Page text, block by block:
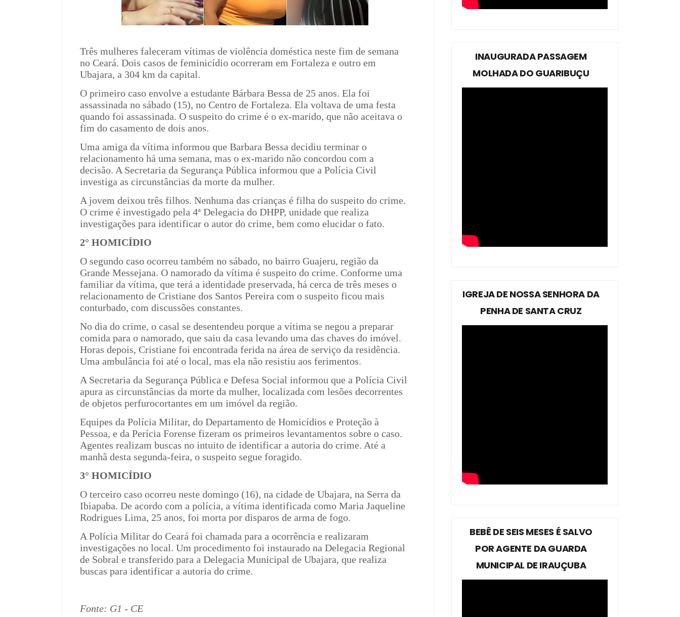
Três mulheres faleceram vítimas de violência doméstica neste fim de semana
no Ceará. Dois casos de feminicídio ocorreram em Fortaleza e outro em
Ubajara, a 304 km da capital.
O primeiro caso envolve a estudante Bárbara Bessa de 25 anos. Ela foi
assassinada no sábado (15), no Centro de Fortaleza. Ela voltava de uma festa
quando foi assassinada. O suspeito do crime é o ex-marido, que não aceitava o
fim do casamento de dois anos.
Uma amiga da vítima informou que Barbara Bessa decidiu terminar o
relacionamento há uma semana, mas o ex-marido não concordou com a
decisão. A Secretaria da Segurança Pública informou que a Polícia Civil
investiga as circunstâncias da morte da mulher.
A jovem deixou três filhos. Nenhuma das crianças é filha do suspeito do crime.
O crime é investigado pela 4ª Delegacia do DHPP, unidade que realiza
investigações para identificar o autor do crime, bem como elucidar o fato.
2° HOMICÍDIO
O segundo caso ocorreu também no sábado, no bairro Guajeru, região da
Grande Messejana. O namorado da vítima é suspeito do crime. Conforme uma
familiar da vítima, que terá a identidade preservada, há cerca de três meses o
relacionamento de Cristiane dos Santos Pereira com o suspeito ficou mais
conturbado, com discussões constantes.
No dia do crime, o casal se desentendeu porque a vítima se negou a preparar
comida para o namorado, que saiu da casa levando uma das chaves do imóvel.
Horas depois, Cristiane foi encontrada ferida na área de serviço da residência.
Uma ambulância foi até o local, mas ela não resistiu aos ferimentos.
A Secretaria da Segurança Pública e Defesa Social informou que a Polícia Civil
apura as circunstâncias da morte da mulher, localizada com lesões decorrentes
de objetos perfurocortantes em um imóvel da região.
Equipes da Polícia Militar, do Departamento de Homicídios e Proteção à
Pessoa, e da Perícia Forense fizeram os primeiros levantamentos sobre o caso.
Agentes realizam buscas no intuito de identificar a autoria do crime. Até a
manhã desta segunda-feira, o suspeito segue foragido.
3° HOMICÍDIO
O terceiro caso ocorreu neste domingo (16), na cidade de Ubajara, na Serra da
Ibiapaba. De acordo com a polícia, a vítima identificada como Maria Jaqueline
Rodrigues Lima, 25 anos, foi morta por disparos de arma de fogo.
A Polícia Militar do Ceará foi chamada para a ocorrência e realizaram
investigações no local. Um procedimento foi instaurado na Delegacia Regional
de Sobral e transferido para a Delegacia Municipal de Ubajara, que realiza
buscas para identificar a autoria do crime.
Fonte: G1 - CE
INAUGURADA PASSAGEM
MOLHADA DO GUARIBUÇU
IGREJA DE NOSSA SENHORA DA
PENHA DE SANTA CRUZ
BEBÊ DE SEIS MESES É SALVO
POR AGENTE DA GUARDA
MUNICIPAL DE IRAUÇUBA